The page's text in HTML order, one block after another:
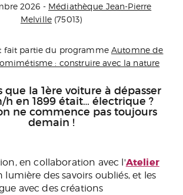
2026 - Médiathèque Jean-Pierre
Melville (75013)
fait partie du programmeAutomne de
: construire avec la nature
que la 1ère voiture à dépasser
h en 1899 était… électrique ?
ne commence pas toujours
demain !
en collaboration avec l'Atelier
lumière des savoirs oubliés, et les
avec des créations